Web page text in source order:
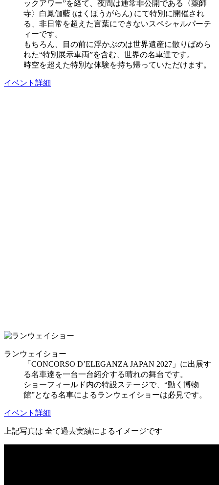
ックアワー”を経て、夜間は通常非公開である
〈薬師
寺〉 白鳳伽藍 (はくほうがらん) にて特別に開催され
る、非日常を超えた言葉にできないスペシャルパーテ
ィーです。
もちろん、目の前に浮かぶのは世界遺産に散りばめら
れた“特別展示車両”を含む、世界の名車達です。
時空を超えた特別な体験を持ち帰っていただけます。
イベント詳細
ランウェイショー
「CONCORSO D’ELEGANZA JAPAN 2027」に出展す
る名車達を一台一台紹介する晴れの舞台です。
ショーフィールド内の特設ステージで、“動く博物
館”となる名車によるランウェイショーは必見です。
イベント詳細
上記写真は 全て過去実績によるイメージです